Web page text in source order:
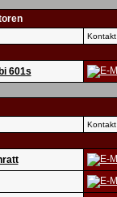
Kontakt
601s
Kontakt